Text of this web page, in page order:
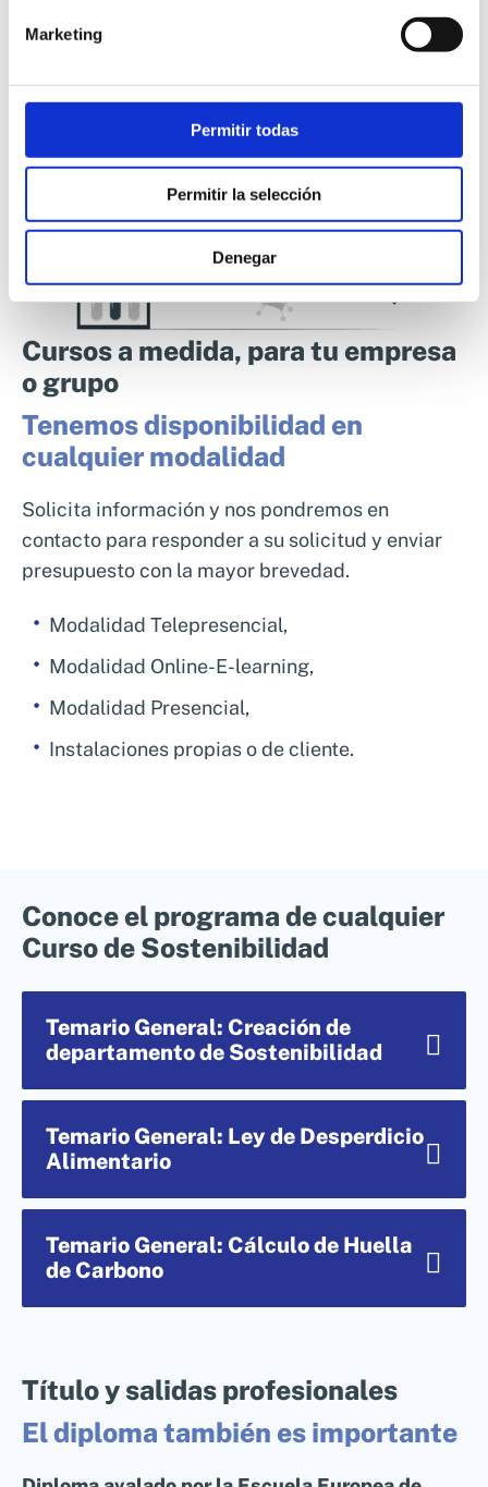
Marketing
Permitir todas
Permitir la selección
Denegar
Cursos a medida, para tu empresa
o grupo
Tenemos disponibilidad en
cualquier modalidad
Solicita información y nos pondremos en
contacto para responder a su solicitud y enviar
presupuesto con la mayor brevedad.
Modalidad Telepresencial,
Modalidad Online-E-learning,
Modalidad Presencial,
Instalaciones propias o de cliente.
Conoce el programa de cualquier
Curso de Sostenibilidad
Temario General: Creación de
departamento de Sostenibilidad
¿Qué significa ser sostenible en la
circular).
Diagnóstico de sostenibilidad
Temario General: Ley de Desperdicio
Alimentario
*Todo el temario es modificable,
adaptable a las necesidades de
Contexto normativo y estado actual
Ley 7/2022 y marco europeo.
Temario General: Cálculo de Huella
de Carbono
*Todo el temario es modificable,
adaptable a las necesidades de
cliente.
Título y salidas profesionales
El diploma también es importante